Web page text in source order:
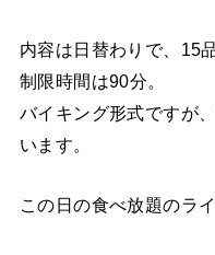
内容は日替わりで、15
制限時間は90分。
バイキング形式ですが
います。
この日の食べ放題のラ